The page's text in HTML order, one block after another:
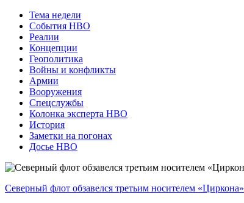
Тема недели
События НВО
Реалии
Концепции
Геополитика
Войны и конфликты
Армии
Вооружения
Спецслужбы
Колонка эксперта НВО
История
Заметки на погонах
Досье НВО
Северный флот обзавелся третьим носителем «Циркона»